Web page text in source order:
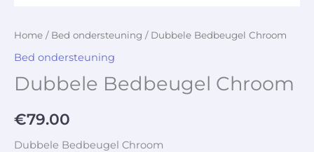
Home / Bed ondersteuning / Dubbele Bedbeugel Chroom
Bed ondersteuning
Dubbele Bedbeugel Chroom
€79.00
Dubbele Bedbeugel Chroom